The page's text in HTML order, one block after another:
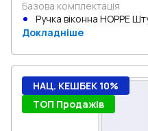
Базова комплектація
Ручка віконна HOPPE
Докладніше
НАЦ. КЕШБЕК 10%
ТОП Продажів